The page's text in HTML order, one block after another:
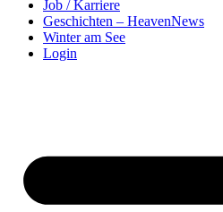
Job / Karriere
Geschichten – HeavenNews
Winter am See
Login